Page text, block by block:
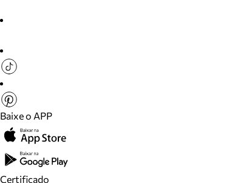
Baixe o APP
Certificado